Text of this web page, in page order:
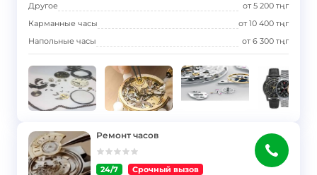
Другое от5 200 тңг
Карманные часы
от10 400 тңг
Напольные часы
от6 300 тңг
Ремонт часов
24/7 Срочный вызов